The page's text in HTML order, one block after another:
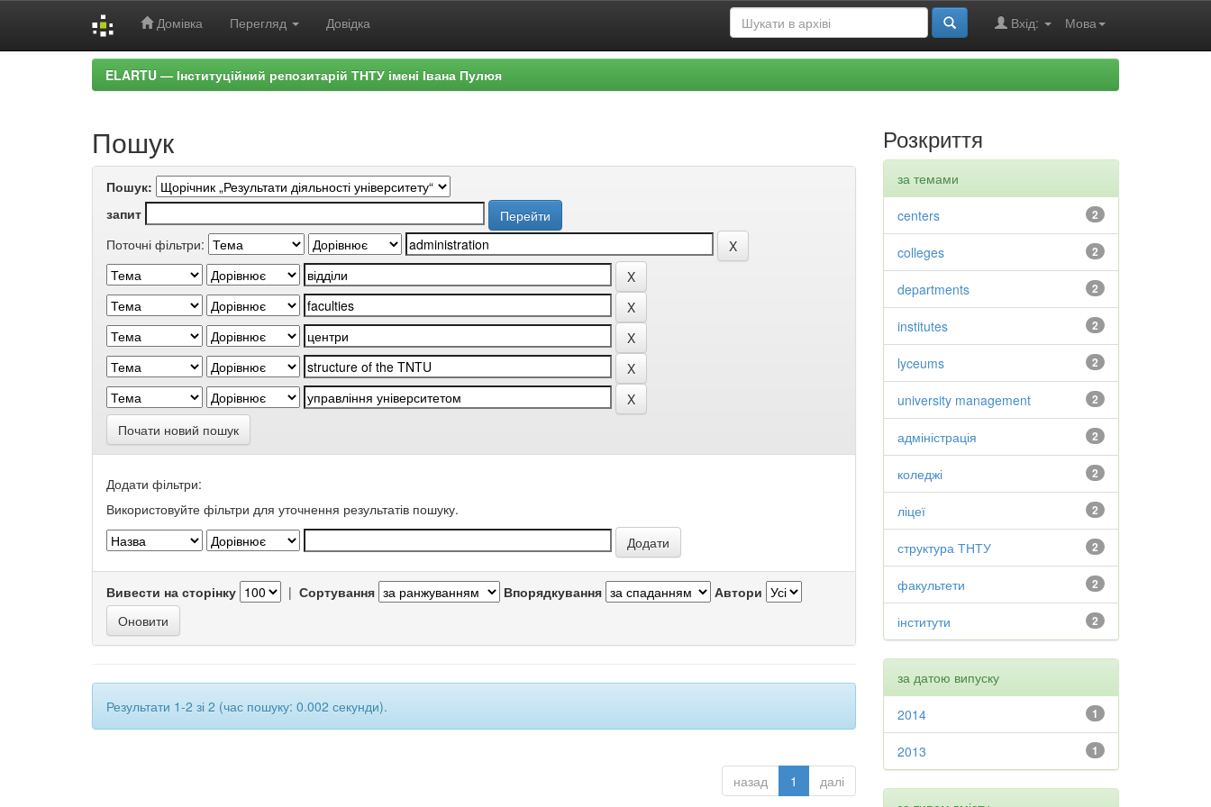
Домівка Перегляд Довідка Мова
Вхід:
ELARTU — Інституційний репозитарій ТНТУ імені Івана Пулюя
Пошук
Пошук:
запит
Поточні фільтри:
Почати новий пошук
Додати фільтри:
Використовуйте фільтри для уточнення результатів пошуку.
Вивести на сторінку | Сортування Впорядкування Автори
Результати 1-2 зі 2 (час пошуку: 0.002 секунди).
назад 1 далі
Розкриття
за темами
2
centers
2
colleges
2
departments
2
institutes
2
lyceums
2
university management
2
адміністрація
2
коледжі
2
ліцеї
2
структура ТНТУ
2
факультети
2
інститути
за датою випуску
1
2014
1
2013